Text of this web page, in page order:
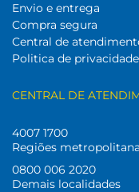
Envio e entrega
Compra segura
Central de
Politica de privacidade
CENTRAL DE
4007 1700
Regiões
0800 006 2020
Demais localidades